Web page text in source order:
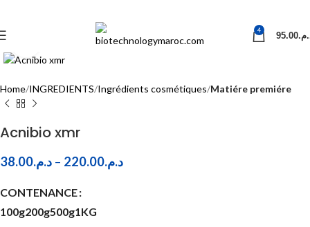
4 95.00
Click to enlarge
Home INGREDIENTS Ingrédients cosmétiques Matiére premiére
Acnibio xmr
د.م.38.00 – د.م.220.00
CONTENANCE
100g200g500g1KG